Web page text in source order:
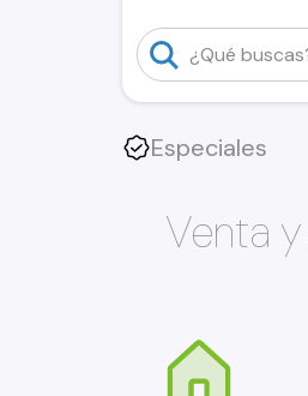
Especiales
Venta